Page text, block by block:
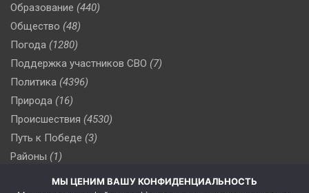
Образование (440)
Общество (48)
Погода (1280)
Поддержка участников СВО (7)
Политика (4396)
Природа (16)
Происшествия (4530)
Путь к Победе (3)
Районы (1)
(510)
МЫ ЦЕНИМ ВАШУ КОНФИДЕНЦИАЛЬНОСТЬ